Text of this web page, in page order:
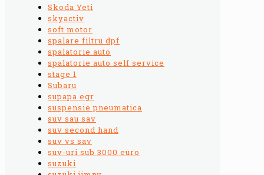
Skoda Yeti
skyactiv
soft motor
spalare filtru dpf
spalatorie auto
spalatorie auto self service
stage 1
Subaru
supapa egr
suspensie pneumatica
suv sau sav
suv second hand
suv vs sav
suv-uri sub 3000 euro
suzuki